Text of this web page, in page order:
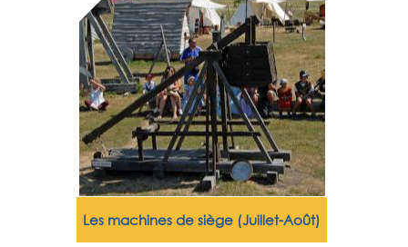
Les machines de siège (Juillet-Août)